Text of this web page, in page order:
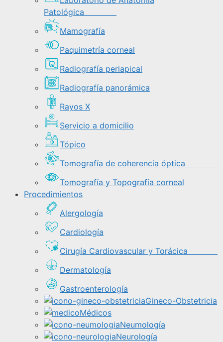
Patológica
Mamografía
Paquimetría corneal
Radiografía periapical
Radiografía panorámica
Rayos X
Servicio a domicilio
Tópico
Tomografía de coherencia óptica
Tomografía y Topografía corneal
Procedimientos
Alergología
Cardiología
Cirugía Cardiovascular y Torácica
Dermatología
Gastroenterología
Gineco-Obstetricia
Médicos
Neumología
Neurología